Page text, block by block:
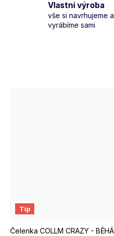
Vlastní výroba
vše si navrhujeme a
vyrábíme sami
Tip
Čelenka COLLM CRAZY -